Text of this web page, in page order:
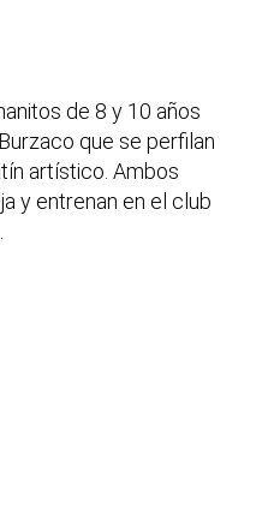
de 8 y 10 años
que se perfilan
artístico. Ambos
y entrenan en el club